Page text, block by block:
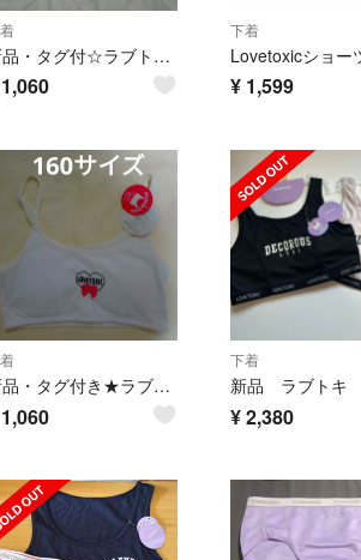
新品・タグ付☆ラブトキシック パット入りインナー 150サイズ ピンク
1,060
下着
¥ 1,599
新品・タグ付き★ラブトキシック・パット入りインナー160サイズ（ホワイト）
1,060
下着
¥2,380